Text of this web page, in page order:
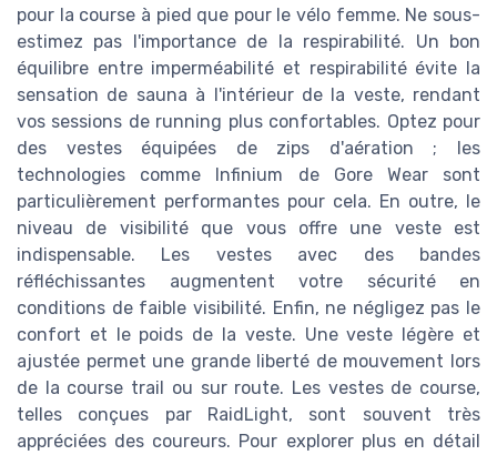
pour la course à pied que pour le vélo femme. Ne sous-
estimez pas l'importance de la respirabilité. Un bon
équilibre entre imperméabilité et respirabilité évite la
sensation de sauna à l'intérieur de la veste, rendant
vos sessions de running plus confortables. Optez pour
des vestes équipées de zips d'aération ; les
technologies comme Infinium de Gore Wear sont
particulièrement performantes pour cela. En outre, le
niveau de visibilité que vous offre une veste est
indispensable. Les vestes avec des bandes
réfléchissantes augmentent votre sécurité en
conditions de faible visibilité. Enfin, ne négligez pas le
confort et le poids de la veste. Une veste légère et
ajustée permet une grande liberté de mouvement lors
de la course trail ou sur route. Les vestes de course,
telles conçues par RaidLight, sont souvent très
appréciées des coureurs. Pour explorer plus en détail